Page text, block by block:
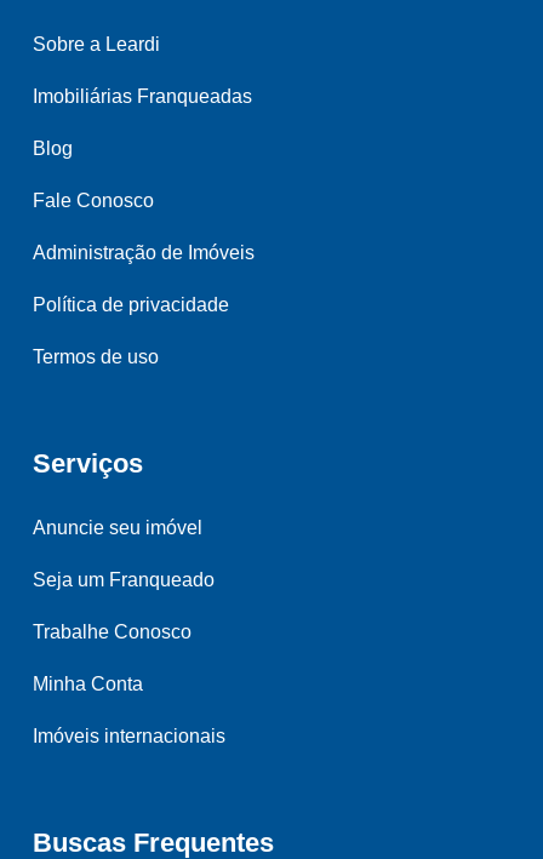
Sobre a Leardi
Imobiliárias Franqueadas
Blog
Fale Conosco
Administração de Imóveis
Política de privacidade
Termos de uso
Serviços
Anuncie seu imóvel
Seja um Franqueado
Trabalhe Conosco
Minha Conta
Imóveis internacionais
Buscas Frequentes